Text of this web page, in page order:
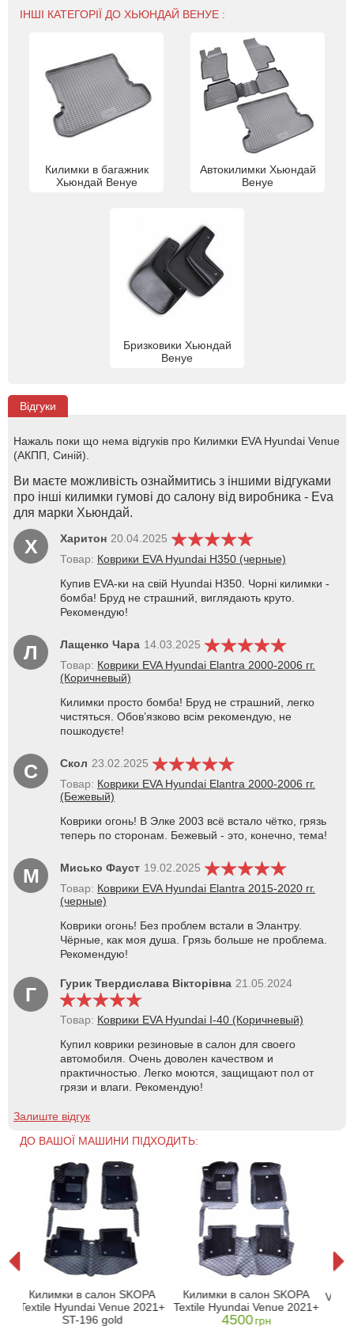
ІНШІ КАТЕГОРІЇ ДО ХЬЮНДАЙ ВЕНУЕ :
Килимки в багажник
Хьюндай Венуе
Автокилимки Хьюндай
Венуе
Бризковики Хьюндай
Венуе
Відгуки
Нажаль поки що нема відгуків про Килимки EVA Hyundai Venue
(АКПП, Синій).
Ви маєте можливість ознаймитись з іншими відгуками
про інші килимки гумові до салону від виробника - Eva
для марки Хьюндай.
Х Харитон 20.04.2025
Товар: Коврики EVA Hyundai H350 (черные)
Купив EVA-ки на свій Hyundai H350. Чорні килимки -
бомба! Бруд не страшний, виглядають круто.
Рекомендую!
Л Лащенко Чара 14.03.2025
Товар: Коврики EVA Hyundai Elantra 2000-2006 гг.
(Коричневый)
Килимки просто бомба! Бруд не страшний, легко
чистяться. Обов’язково всім рекомендую, не
пошкодуєте!
С Скол 23.02.2025
Товар: Коврики EVA Hyundai Elantra 2000-2006 гг.
(Бежевый)
Коврики огонь! В Элке 2003 всё встало чётко, грязь
теперь по сторонам. Бежевый - это, конечно, тема!
М Мисько Фауст 19.02.2025
Товар: Коврики EVA Hyundai Elantra 2015-2020 гг.
(черные)
Коврики огонь! Без проблем встали в Элантру.
Чёрные, как моя душа. Грязь больше не проблема.
Рекомендую!
Г Гурик Твердислава Вікторівна 21.05.2024
Товар: Коврики EVA Hyundai I-40 (Коричневый)
Купил коврики резиновые в салон для своего
автомобиля. Очень доволен качеством и
практичностью. Легко моются, защищают пол от
грязи и влаги. Рекомендую!
Залиште відгук
ДО ВАШОЇ МАШИНИ ПІДХОДИТЬ:
Килимки в салон SKOPA
Textile Hyundai Venue 2021+
ST-196 gold
Килимки в салон SKOPA
Textile Hyundai Venue 2021+
4500грн